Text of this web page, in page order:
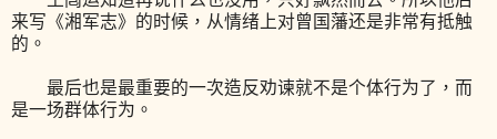
来写《湘军志》的时候，从情绪上对曾国藩还是非常有抵触
的。
最后也是最重要的一次造反劝谏就不是个体行为了，而
是一场群体行为。